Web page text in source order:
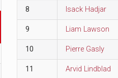
8 Isack Hadjar
9 Liam Lawson
10 Pierre Gasly
11 Arvid Lindblad